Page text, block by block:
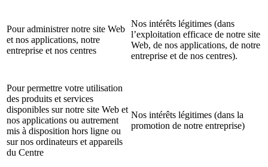
Pour administrer notre site Web
et nos applications, notre
entreprise et nos centres
Nos intérêts légitimes (dans
l’exploitation efficace de notre site
Web, de nos applications, de notre
entreprise et de nos centres).
Pour permettre votre utilisation
des produits et services
disponibles sur notre site Web et
nos applications ou autrement
mis à disposition hors ligne ou
sur nos ordinateurs et appareils
du Centre
Nos intérêts légitimes (dans la
promotion de notre entreprise)